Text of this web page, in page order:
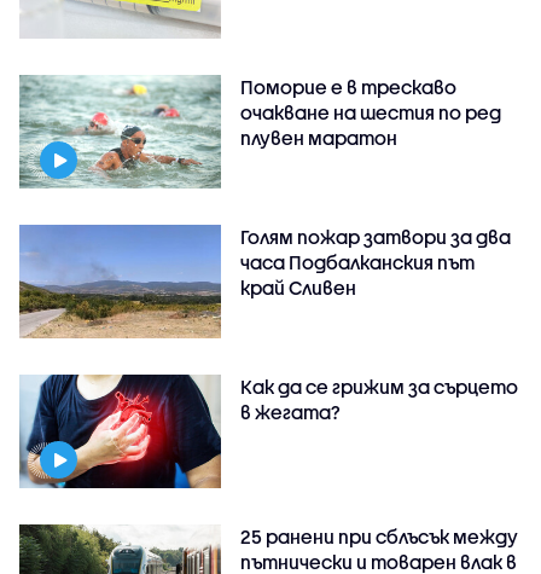
Поморие е в трескаво
очакване на шестия по ред
плувен маратон
Голям пожар затвори за два
часа Подбалканския път
край Сливен
Как да се грижим за сърцето
в жегата?
25 ранени при сблъсък между
пътнически и товарен влак в